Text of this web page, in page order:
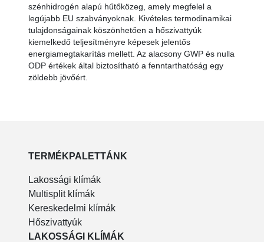
szénhidrogén alapú hűtőközeg, amely megfelel a
legújabb EU szabványoknak. Kivételes termodinamikai
tulajdonságainak köszönhetően a hőszivattyúk
kiemelkedő teljesítményre képesek jelentős
energiamegtakarítás mellett. Az alacsony GWP és nulla
ODP értékek által biztosítható a fenntarthatóság egy
zöldebb jövőért.
TERMÉKPALETTÁNK
Lakossági klímák
Multisplit klímák
Kereskedelmi klímák
Hőszivattyúk
LAKOSSÁGI KLÍMÁK